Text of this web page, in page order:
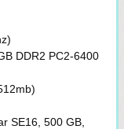
DDR2 PC2-6400
SE16, 500 GB,